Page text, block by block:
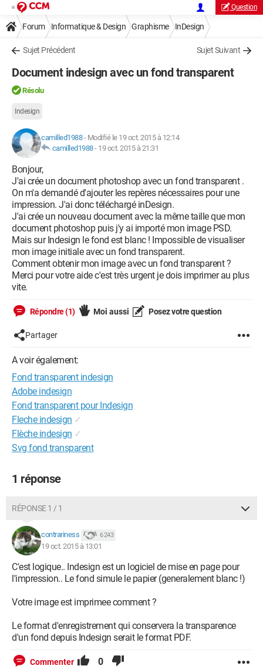
Question
Forum Informatique & Design Graphisme InDesign
Sujet Précédent Sujet Suivant
Document indesign avec un fond transparent
Résolu
Indesign
camilled1988- Modifié le 19 oct. 2015 à 12:14
camilled1988- 19 oct. 2015 à 21:31
Bonjour,
J'ai crée un document photoshop avec un fond transparent .
On m'a demandé d'ajouter les repères nécessaires pour une
impression. J'ai donc téléchargé inDesign.
J'ai crée un nouveau document avec la même taille que mon
document photoshop puis j'y ai importé mon image PSD.
Mais sur Indesign le fond est blanc ! Impossible de visualiser
mon image initiale avec un fond transparent.
Comment obtenir mon image avec un fond transparent ?
Merci pour votre aide c'est très urgent je dois imprimer au plus
vite.
Répondre (1) Moi aussi Posez votre question
Partager
A voir également:
Fond transparent indesign
Adobe indesign
Fond transparent pour Indesign
Fleche indesign ✓
Flèche indesign ✓
Svg fond transparent
1 réponse
RÉPONSE 1 / 1
contrariness 6 243
19 oct. 2015 à 13:01
C'est logique.. Indesign est un logiciel de mise en page pour
l'impression.. Le fond simule le papier (generalement blanc !)
Votre image est imprimee comment ?
Le format d'enregistrement qui conservera la transparence
d'un fond depuis Indesign serait le format PDF.
Commenter 0